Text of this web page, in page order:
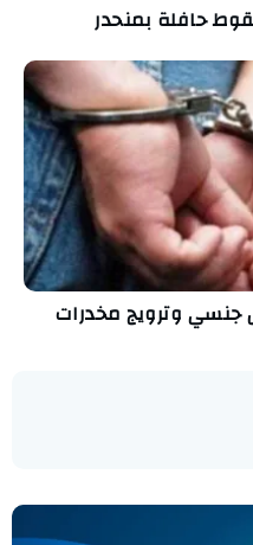
حافلة بمنحدر
وترويج مخدرات